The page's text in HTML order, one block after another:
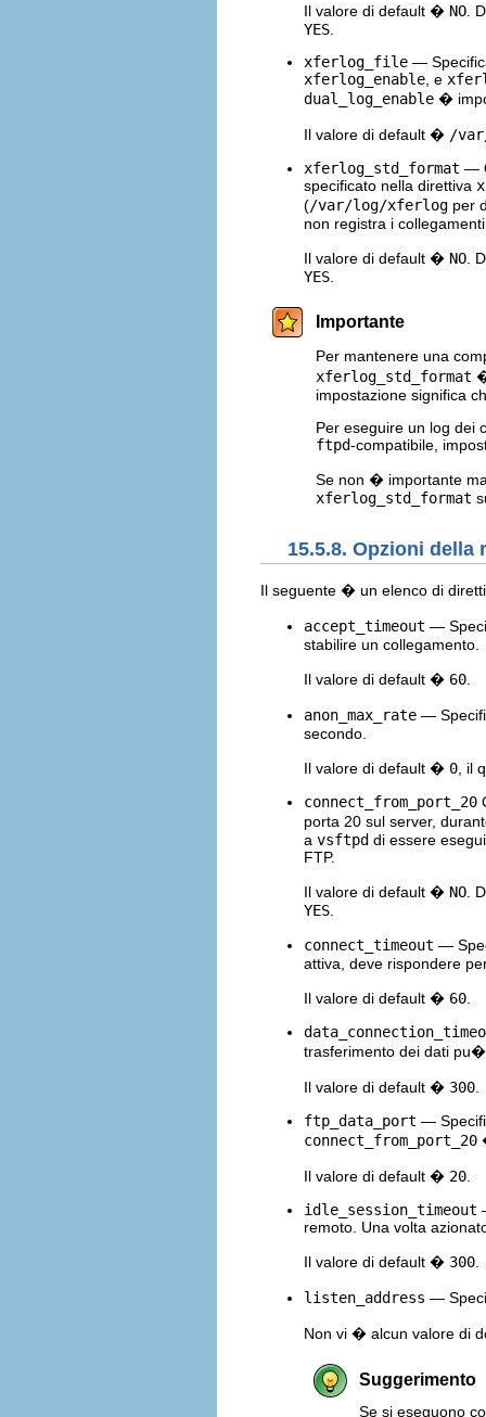
Il valore di default � NO .
YES
xferlog_file —
xferlog_enable , e
dual_log_enable �
Il valore di default � /
xferlog_std_format —
specificato nella direttiva
(/var/log/xferlog per
non registra i
Il valore di default � NO .
YES
Importante
Per mantenere una
xferlog_std_format
impostazione significa
Per eseguire un log dei
ftpd-compatibile,
Se non � importante
xferlog_std_format
15.5.8. Opzioni della
Il seguente � un elenco di
accept_timeout —
stabilire un collegamento.
Il valore di default � 60
anon_max_rate —
secondo.
Il valore di default � 0 , il
connect_from_port_20
porta 20 sul server,
a vsftpd di essere
FTP.
Il valore di default � NO .
YES
connect_timeout —
attiva, deve rispondere
Il valore di default � 60
trasferimento dei dati
Il valore di default � 300
ftp_data_port —
connect_from_port_20
Il valore di default � 20
idle_session_timeout
remoto. Una volta
Il valore di default � 300
listen_address —
Non vi � alcun valore di
Suggerimento
Se si eseguono